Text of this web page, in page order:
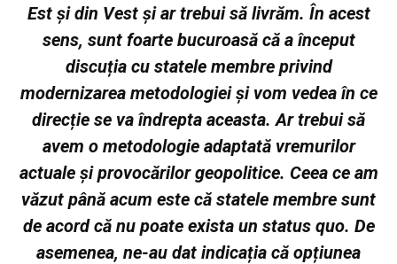
Est și din Vest și ar trebui să livrăm. În acest
sens, sunt foarte bucuroasă că a început
discuția cu statele membre privind
modernizarea metodologiei și vom vedea în ce
direcție se va îndrepta aceasta. Ar trebui să
avem o metodologie adaptată vremurilor
actuale și provocărilor geopolitice. Ceea ce am
văzut până acum este că statele membre sunt
de acord că nu poate exista un status quo. De
asemenea, ne-au dat indicația că opțiunea